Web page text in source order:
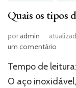
Quais os tipos
poradmin
um comentário
os
tipos
Tempo de leitura:
O aço